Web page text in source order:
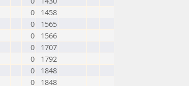
0
1458
0
1565
0
1566
0
1707
0
1792
0
1848
0
1848